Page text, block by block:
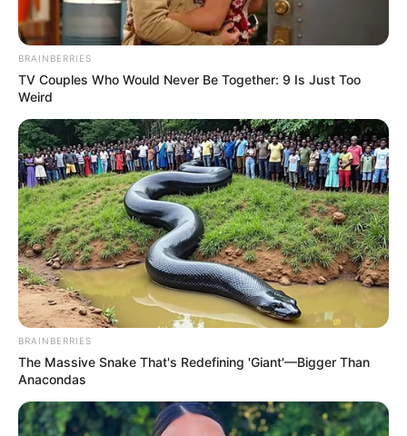
BRAINBERRIES
TV Couples Who Would Never Be Together: 9 Is Just Too
Weird
BRAINBERRIES
The Massive Snake That's Redefining 'Giant'—Bigger Than
Anacondas